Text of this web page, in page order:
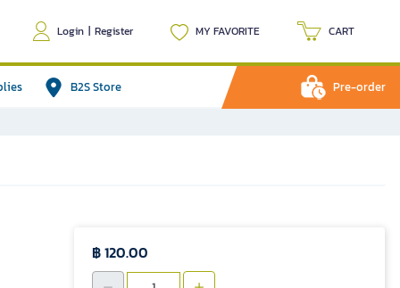
Login | Register MY FAVORITE CART
B2S Store Pre-order
฿ 120.00